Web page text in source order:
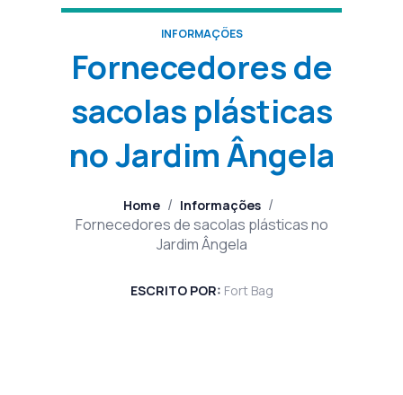
INFORMAÇÕES
Fornecedores de
sacolas plásticas
no Jardim Ângela
Home / Informações /
Fornecedores de sacolas plásticas no
Jardim Ângela
ESCRITO POR: Fort Bag